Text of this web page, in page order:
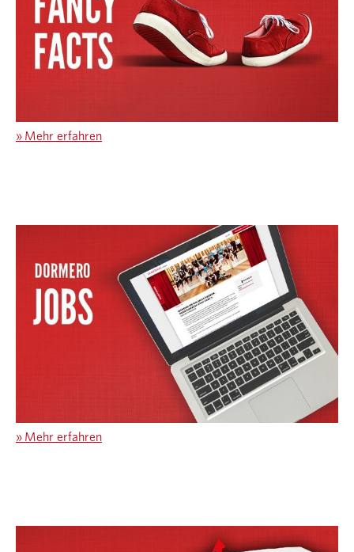
» Mehr erfahren
» Mehr erfahren